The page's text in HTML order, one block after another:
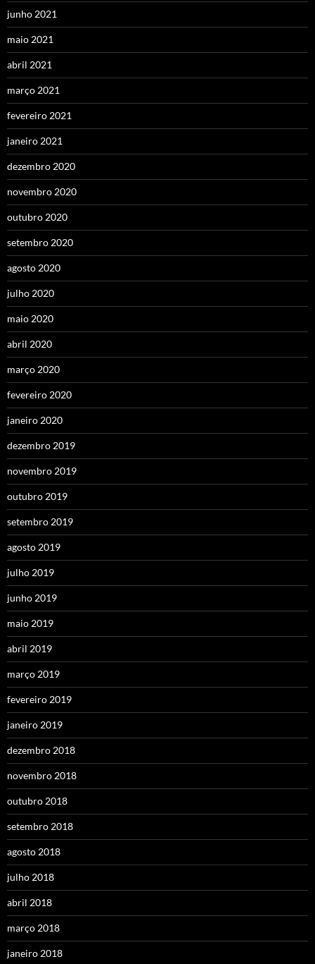
junho 2021
maio 2021
abril 2021
março 2021
fevereiro 2021
janeiro 2021
dezembro 2020
novembro 2020
outubro 2020
setembro 2020
agosto 2020
julho 2020
maio 2020
abril 2020
março 2020
fevereiro 2020
janeiro 2020
dezembro 2019
novembro 2019
outubro 2019
setembro 2019
agosto 2019
julho 2019
junho 2019
maio 2019
abril 2019
março 2019
fevereiro 2019
janeiro 2019
dezembro 2018
novembro 2018
outubro 2018
setembro 2018
agosto 2018
julho 2018
abril 2018
março 2018
janeiro 2018